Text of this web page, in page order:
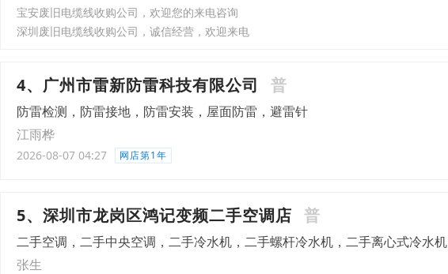
宝安废旧电缆线收购公司，欢迎您的来电咨询
深圳废旧电缆线收购公司，诚信经营，欢迎来电
4、广州市雷新防雷科技有限公司 普
防雷检测，防雷接地，防雷安装，屋面防雷，避雷针
江雨桦
2026-08-07 04:27 网店第1年
5、深圳市龙岗区鸿记变频二手空调店 普
二手空调，二手中央空调，二手冷水机，二手螺杆冷水机，二手离心式冷水机
张生